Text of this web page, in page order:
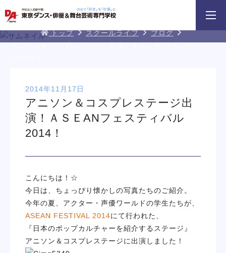
学科・専攻 資料請求 オープンキャンパス
DA TOKYOブログ
トップ スクールライフ
ブログ
アニソン＆コスプレステージ出演！ＡＳＥANフェスティバ
2014年11月17日
アニソン＆コスプレステージ出
演！ＡＳＥANフェスティバル
2014！
こんにちは！☆
今日は、ちょっぴり懐かしの写真たちのご紹介。
今年の夏、アクター・声優ワールドの学生たちが、
ASEAN FESTIVAL 2014にて行われた、
『日本のポップカルチャーを紹介するステージ』
アニソン＆コスプレステージに出演しました！
ーマパークダンスリレー
イベント一覧を見る
学校紹介